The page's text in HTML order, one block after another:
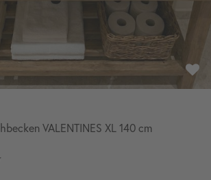
VALENTINES XL 140 cm